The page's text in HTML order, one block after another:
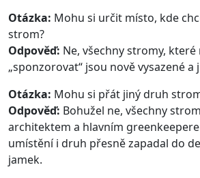
Otázka: Mohu si určit místo, kde
strom?
Odpověď: Ne, všechny stromy, které
„sponzorovat“ jsou nově vysazené a
Otázka: Mohu si přát jiný druh
Odpověď: Bohužel ne, všechny
architektem a hlavním
umístění i druh přesně zapadal do
jamek.